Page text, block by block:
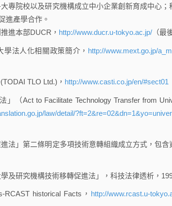
專院校以及研究機構成立中小企業創新育成中心
進產學合作。
進本部DUCR， http://www.ducr.u-tokyo.ac.jp/ （最
學法人化相關政策簡介， http://www.mext.go.jp/
TLO Ltd.)， http://www.casti.co.jp/en/#sect01
」（Act to Facilitate Technology Transfer from
law/detail/
法」第二條明定多項技術意轉組織成立方式，包
及研究機構技術移轉促進法」，科技法律透析，
RCAST historical Facts， http://www.rcast.u-